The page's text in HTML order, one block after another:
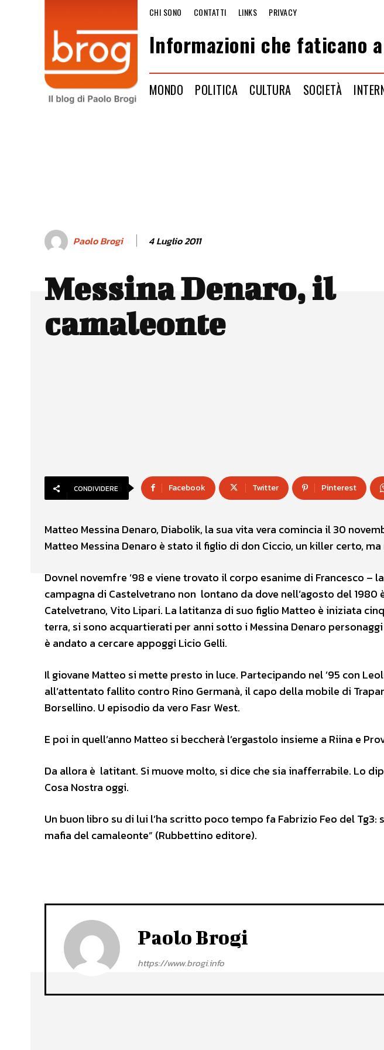
CHI SONO CONTATTI LINKS PRIVACY
Informazioni che faticano
MONDO POLITICA CULTURA SOCIETÀ
Paolo Brogi 4 Luglio 2011
Messina Denaro, il
camaleonte
CONDIVIDERE Facebook Twitter Pinterest
Matteo Messina Denaro, Diabolik, la sua vita vera comincia il 30
Matteo Messina Denaro è stato il figlio di don Ciccio, un killer certo,
Dovnel novemfre ’98 e viene trovato il corpo esanime di Francesco –
campagna di Castelvetrano non lontano da dove nell’agosto del
Catelvetrano, Vito Lipari. La latitanza di suo figlio Matteo è iniziata
terra, si sono acquartierati per anni sotto i Messina Denaro personaggi
è andato a cercare appoggi Licio Gelli.
Il giovane Matteo si mette presto in luce. Partecipando nel ’95 con
all’attentato fallito contro Rino Germanà, il capo della mobile di
Borsellino. U episodio da vero Fasr West.
E poi in quell’anno Matteo si beccherà l’ergastolo insieme a Riina e
Da allora è latitant. Si muove molto, si dice che sia inafferrabile. Lo
Cosa Nostra oggi.
Un buon libro su di lui l’ha scritto poco tempo fa Fabrizio Feo del Tg3:
mafia del camaleonte” (Rubbettino editore).
Paolo Brogi
https://www.brogi.info